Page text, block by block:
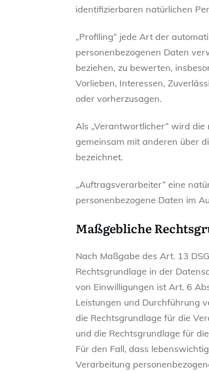
identifizierbaren natürlichen
„Profiling“ jede Art der
personenbezogenen Daten
beziehen, zu bewerten,
Vorlieben, Interessen,
oder vorherzusagen.
Als „Verantwortlicher“ wird die
gemeinsam mit anderen über
bezeichnet.
„Auftragsverarbeiter“ eine
personenbezogene Daten im
Maßgebliche
Nach Maßgabe des Art. 13
Rechtsgrundlage in der
von Einwilligungen ist Art. 6
Leistungen und Durchführung
die Rechtsgrundlage für die
und die Rechtsgrundlage für
Für den Fall, dass
Verarbeitung